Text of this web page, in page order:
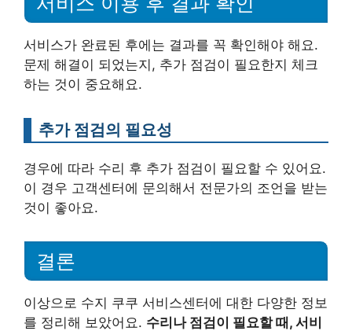
서비스가 완료된 후에는 결과를 꼭 확인해야 해요.
문제 해결이 되었는지, 추가 점검이 필요한지 체크
하는 것이 중요해요.
추가 점검의 필요성
경우에 따라 수리 후 추가 점검이 필요할 수 있어요.
이 경우 고객센터에 문의해서 전문가의 조언을 받는
것이 좋아요.
결론
이상으로 수지 쿠쿠 서비스센터에 대한 다양한 정보
를 정리해 보았어요. 수리나 점검이 필요할 때, 서비